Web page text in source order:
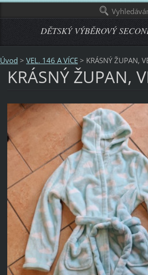
DĚTSKÝ VÝBĚROVÝ
Úvod > VEL. 146 A VÍCE > KRÁSNÝ ŽUPAN,
KRÁSNÝ ŽUPAN,